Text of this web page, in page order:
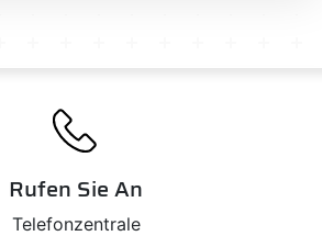
Rufen Sie An
Telefonzentrale